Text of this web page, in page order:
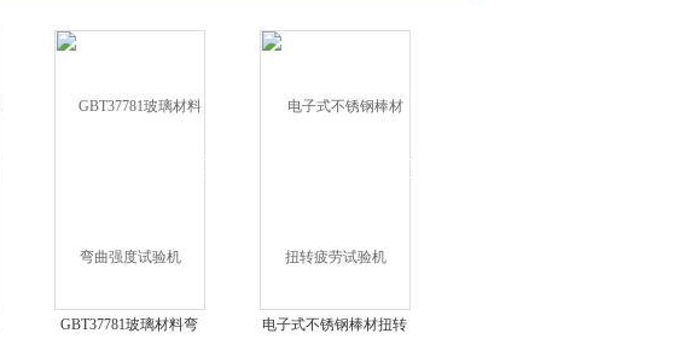
GBT37781玻璃材料弯
电子式不锈钢棒材扭转